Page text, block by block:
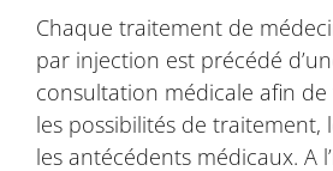
Chaque traitement de
par injection est précédé
consultation médicale afin
les possibilités de traitement,
les antécédents médicaux. A